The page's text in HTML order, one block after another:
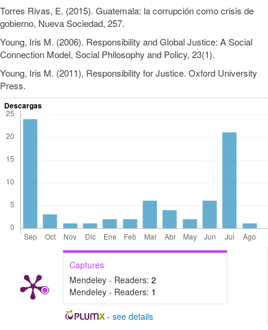
Torres Rivas, E. (2015). Guatemala: la corrupción como crisis de
gobierno, Nueva Sociedad, 257.
Young, Iris M. (2006). Responsibility and Global Justice: A Social
Connection Model, Social Philosophy and Policy, 23(1).
Young, Iris M. (2011), Responsibility for Justice. Oxford University
Press.
Descargas
Captures
Mendeley - Readers: 2
Mendeley - Readers: 1
- see details